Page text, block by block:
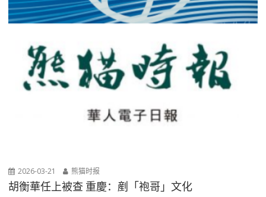
2026-03-21 熊猫时报
胡衡華任上被查 重慶：剷「袍哥」文化